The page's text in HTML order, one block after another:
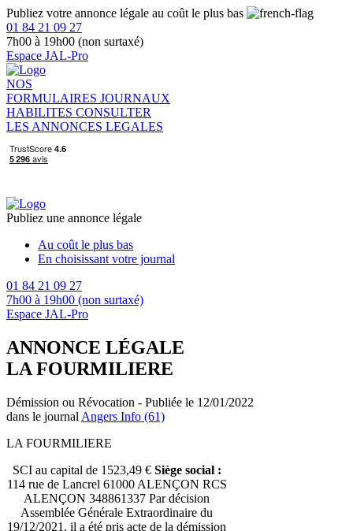
Publiez votre annonce légale au coût le plus bas
01 84 21 09 27
7h00 à 19h00 (non surtaxé)
Espace JAL-Pro
NOS
FORMULAIRES JOURNAUX
HABILITES CONSULTER
LES ANNONCES LEGALES
Publiez une annonce légale
Au coût le plus bas
En choisissant votre journal
01 84 21 09 27
7h00 à 19h00 (non surtaxé)
Espace JAL-Pro
ANNONCE LÉGALE
LA FOURMILIERE
Démission ou Révocation - Publiée le 12/01/2022
dans le journal Angers Info (61)
LA FOURMILIERE
SCI au capital de 1523,49 € Siège social :
114 rue de Lancrel 61000 ALENÇON RCS
ALENÇON 348861337 Par décision
Assemblée Générale Extraordinaire du
19/12/2021, il a été pris acte de la démission